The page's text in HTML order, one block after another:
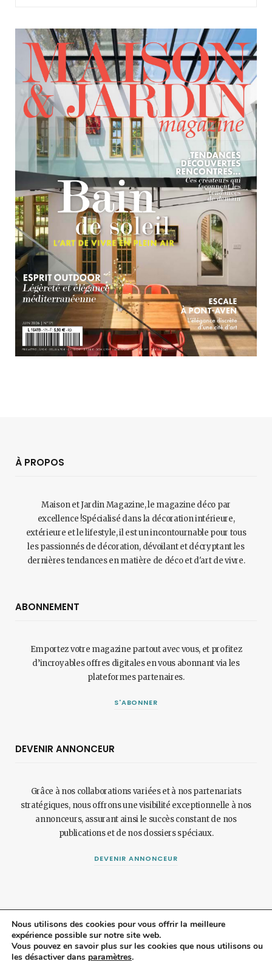
À PROPOS
Maison et Jardin Magazine, le magazine déco par
excellence !Spécialisé dans la décoration intérieure,
extérieure et le lifestyle, il est un incontournable pour tous
les passionnés de décoration, dévoilant et décryptant les
dernières tendances en matière de déco et d'art de vivre.
ABONNEMENT
Emportez votre magazine partout avec vous, et profitez
d’incroyables offres digitales en vous abonnant via les
plateformes partenaires.
S'ABONNER
DEVENIR ANNONCEUR
Grâce à nos collaborations variées et à nos partenariats
stratégiques, nous offrons une visibilité exceptionnelle à nos
annonceurs, assurant ainsi le succès constant de nos
publications et de nos dossiers spéciaux.
DEVENIR ANNONCEUR
© 2024 Maisonetjardinmagazine.fr. Mentions légalesetpolitique de
confidentialité
Nous utilisons des cookies pour vous offrir la meilleure
expérience possible sur notre site web.
Vous pouvez en savoir plus sur les cookies que nous utilisons ou
les désactiver dans paramètres.